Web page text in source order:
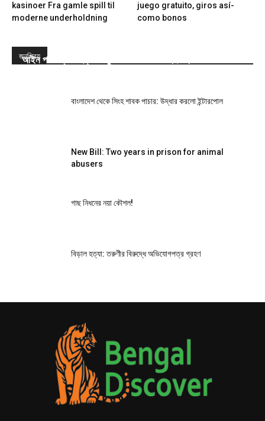
kasinoer Fra gamle spill til
moderne underholdning
juego gratuito, giros así­
como bonos
জনপ্রিয়
আইন পাস: প্রাণী হত্যা-নিষ্ঠুরতা করলে সর্বোচ্চ দুই বছরের জেল
বাংলাদেশ থেকে সিংহ শাবক পাচার: উদ্ধার করলো ইন্টারপোল
New Bill: Two years in prison for animal
abusers
গাছ নিধনের নয়া কৌশল!
বিড়াল হত্যা: তরুণীর বিরুদ্ধে অভিযোগপত্র গ্রহণ